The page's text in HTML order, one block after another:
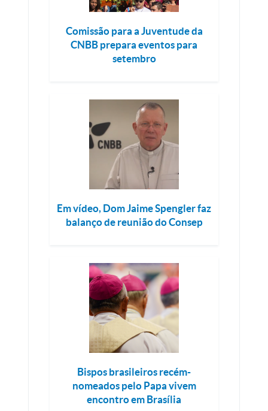
Comissão para a Juventude da
CNBB prepara eventos para
setembro
Em vídeo, Dom Jaime Spengler faz
balanço de reunião do Consep
Bispos brasileiros recém-
nomeados pelo Papa vivem
encontro em Brasília